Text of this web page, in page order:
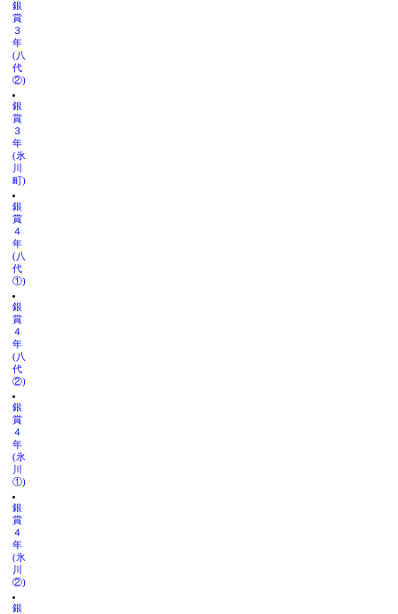
銀
賞
３
年
(八
代
②)
銀
賞
３
年
(氷
川
町)
銀
賞
４
年
(八
代
①)
銀
賞
４
年
(八
代
②)
銀
賞
４
年
(氷
川
①)
銀
賞
４
年
(氷
川
②)
銀